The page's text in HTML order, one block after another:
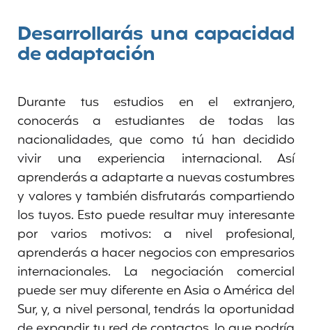
Desarrollarás una capacidad
de adaptación
Durante tus estudios en el extranjero,
conocerás a estudiantes de todas las
nacionalidades, que como tú han decidido
vivir una experiencia internacional. Así
aprenderás a adaptarte a nuevas costumbres
y valores y también disfrutarás compartiendo
los tuyos. Esto puede resultar muy interesante
por varios motivos: a nivel profesional,
aprenderás a hacer negocios con empresarios
internacionales. La negociación comercial
puede ser muy diferente en Asia o América del
Sur, y, a nivel personal, tendrás la oportunidad